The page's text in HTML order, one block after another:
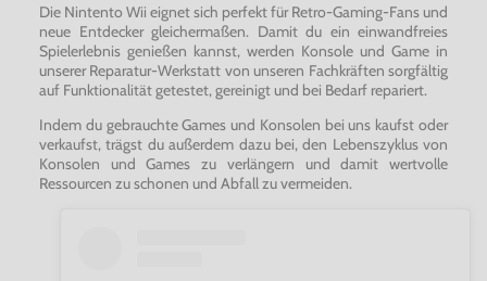
Die Nintento Wii eignet sich perfekt für Retro-Gaming-Fans und
neue Entdecker gleichermaßen. Damit du ein einwandfreies
Spielerlebnis genießen kannst, werden Konsole und Game in
unserer Reparatur-Werkstatt von unseren Fachkräften sorgfältig
auf Funktionalität getestet, gereinigt und bei Bedarf repariert.
Indem du gebrauchte Games und Konsolen bei uns kaufst oder
verkaufst, trägst du außerdem dazu bei, den Lebenszyklus von
Konsolen und Games zu verlängern und damit wertvolle
Ressourcen zu schonen und Abfall zu vermeiden.